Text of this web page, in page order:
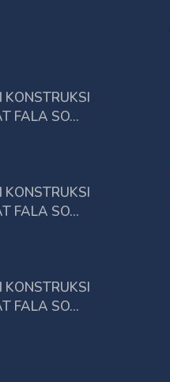
KONSTRUKSI
FALA SO...
KONSTRUKSI
FALA SO...
KONSTRUKSI
FALA SO...